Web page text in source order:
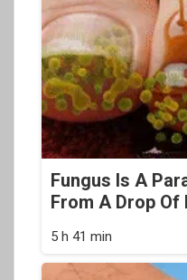
Fungus Is A
From A Drop Of
5 h 41 min